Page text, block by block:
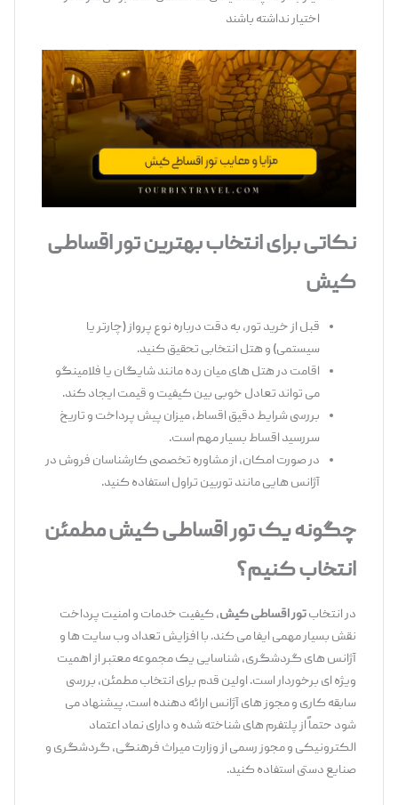
اختیار نداشته باشند
نکاتی برای انتخاب بهترین تور اقساطی
کیش
قبل از خرید تور، به دقت درباره نوع پرواز (چارتر یا
سیستمی) و هتل انتخابی تحقیق کنید.
اقامت در هتل ‌های میان ‌رده مانند شایگان یا فلامینگو
می ‌تواند تعادل خوبی بین کیفیت و قیمت ایجاد کند.
بررسی شرایط دقیق اقساط، میزان پیش‌ پرداخت و تاریخ
سررسید اقساط بسیار مهم است.
در صورت امکان، از مشاوره تخصصی کارشناسان فروش در
آژانس ‌هایی مانند توربین تراول استفاده کنید.
چگونه یک تور اقساطی کیش مطمئن
انتخاب کنیم؟
در انتخابتور اقساطی کیش، کیفیت خدمات و امنیت پرداخت
نقش بسیار مهمی ایفا می ‌کند. با افزایش تعداد وب‌ سایت ‌ها و
آژانس ‌های گردشگری، شناسایی یک مجموعه معتبر از اهمیت
ویژه ‌ای برخوردار است. اولین قدم برای انتخاب مطمئن، بررسی
سابقه کاری و مجوز های آژانس ارائه‌ دهنده است. پیشنهاد می
‌شود حتماً از پلتفرم‌ های شناخته ‌شده و دارای نماد اعتماد
الکترونیکی و مجوز رسمی از وزارت میراث فرهنگی، گردشگری و
صنایع دستی استفاده کنید.